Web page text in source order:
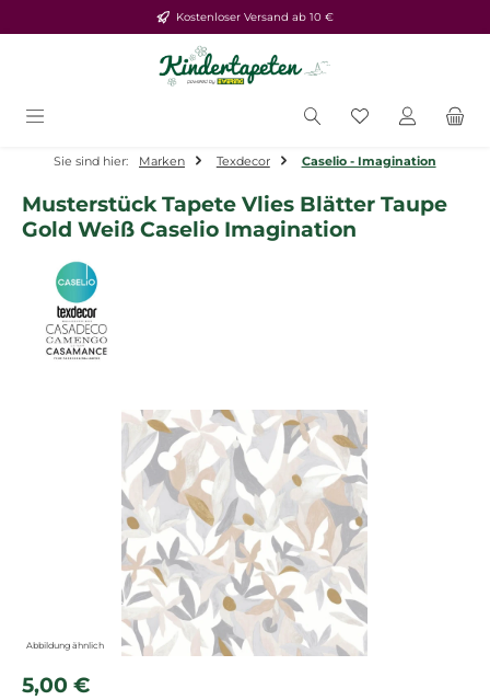
Zum Hauptinhalt springenKostenloser Versand ab 10 €
Du hast 0
Sie sind hier: Marken Texdecor Caselio - Imagination
Musterstück Tapete Vlies Blätter Taupe
Gold Weiß Caselio Imagination
Bildergalerie überspringen
Abbildung ähnlich
Regulärer Preis:
5,00 €